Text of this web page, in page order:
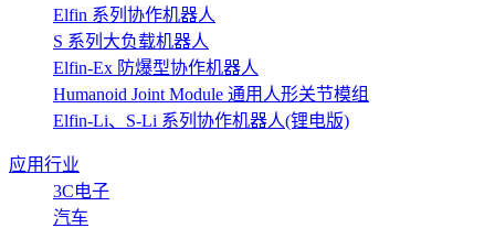
Elfin 系列协作机器人
S 系列大负载机器人
Elfin-Ex 防爆型协作机器人
Humanoid Joint Module 通用人形关节模组
Elfin-Li、S-Li 系列协作机器人(锂电版)
应用行业
3C电子
汽车